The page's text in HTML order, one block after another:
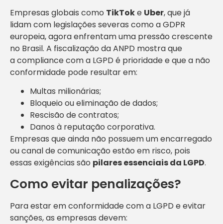
Empresas globais como TikToke Uber, que já
lidam com legislações severas como a GDPR
europeia, agora enfrentam uma pressão crescente
no Brasil. A fiscalização da ANPD mostra que
a compliance com a LGPD é prioridade e que a não
conformidade pode resultar em:
Multas milionárias;
Bloqueio ou eliminação de dados;
Rescisão de contratos;
Danos à reputação corporativa.
Empresas que ainda não possuem um encarregado
ou canal de comunicação estão em risco, pois
essas exigências são pilares essenciais da LGPD.
Como evitar penalizações?
Para estar em conformidade com a LGPD e evitar
sanções, as empresas devem: